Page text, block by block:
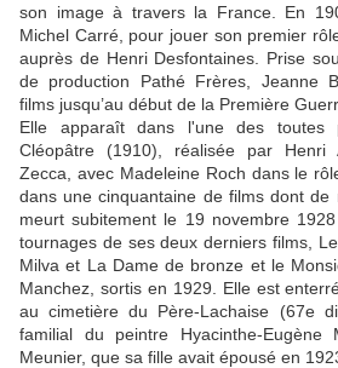
son image à travers la France. En
Michel Carré, pour jouer son premier
auprès de Henri Desfontaines. Prise
de production Pathé Frères, Jeanne
films jusqu’au début de la Première
Elle apparaît dans l'une des toutes
Cléopâtre (1910), réalisée par Henri
Zecca, avec Madeleine Roch dans le
dans une cinquantaine de films dont de
meurt subitement le 19 novembre
tournages de ses deux derniers films,
Milva et La Dame de bronze et le
Manchez, sortis en 1929. Elle est
au cimetière du Père-Lachaise (67e
familial du peintre Hyacinthe-
Meunier, que sa fille avait épousé en